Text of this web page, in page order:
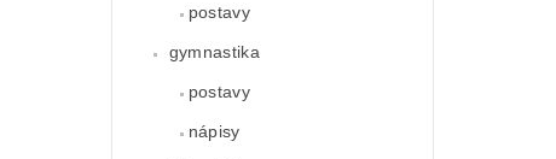
postavy
gymnastika
postavy
nápisy